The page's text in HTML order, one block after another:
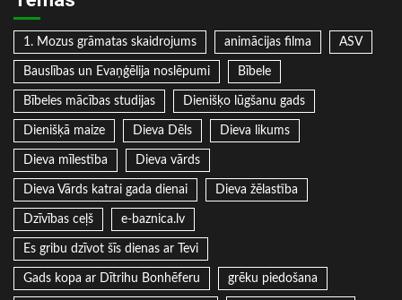
1. Mozus grāmatas skaidrojums animācijas filma ASV
Bauslības un Evaņģēlija noslēpumi Bībele
Bībeles mācības studijas Dienišķo lūgšanu gads
Dienišķā maize Dieva Dēls Dieva likums
Dieva mīlestība Dieva vārds
Dieva Vārds katrai gada dienai Dieva žēlastība
Dzīvības ceļš e-baznica.lv
Es gribu dzīvot šīs dienas ar Tevi
Gads kopa ar Dītrihu Bonhēferu grēku piedošana